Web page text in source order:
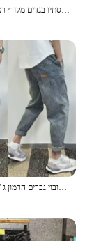
מכנסי ג 'ינס גברים עם כיסים קאובוי מכנסיים קפור מכנסיים ישר באביב סתיו בגדים מקורי רטרו קוריאני אופנה
מכנסי קאובוי גברים הרמון ג 'ינס הרמון לגברים croped מכנסיים מרופדים מעצב רך מזדמן שטוף קיץ סתיו סתיו באגי קלאסי xs